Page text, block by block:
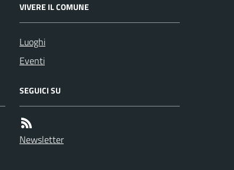
VIVERE IL COMUNE
Luoghi
Eventi
SEGUICI SU
Newsletter